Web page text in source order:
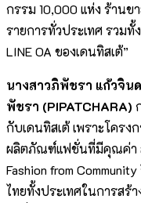
กรรม 10,000 แห่ง ร้านข
รายการทั่วประเทศ รวมทั้
LINE OA ของเดนทิสเต้”
นางสาวภิพัชรา แก้วจิน
พัชรา (PIPATCHARA)
กับเดนทิสเต้ เพราะโครง
ผลิตภัณฑ์แฟชั่นที่มีคุณค่า
Fashion from
ไทยทั้งประเทศในการสร้